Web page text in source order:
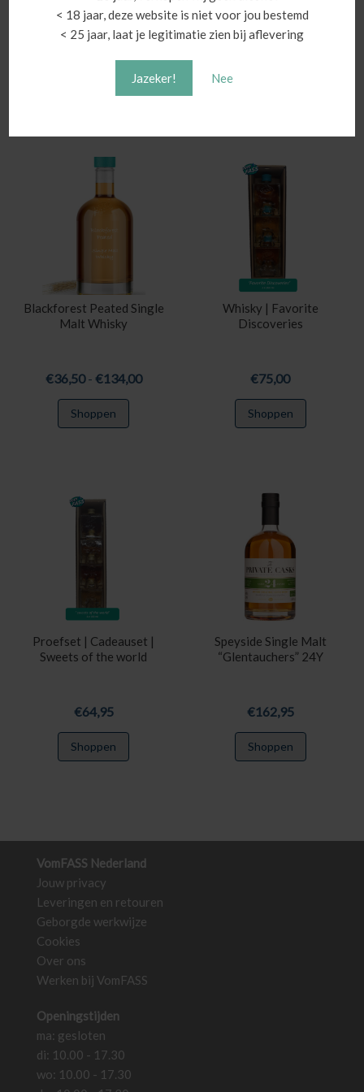
< 18 jaar, deze website is niet voor jou bestemd
< 25 jaar, laat je legitimatie zien bij aflevering
Jazeker! Nee
En de naam? “Pen y Fan” is de Welse naam van het hoogste
punt in Zuid-Wales en bevindt zich in hetzelfde nationale park
als de Penderyn-distilleerderij.
Blackforest Peated Single
Malt Whisky
€36,50 - €134,00Prijsklasse:
Shoppen
Dit
product
productpagina
Whisky | Favorite
Discoveries
€75,00
Shoppen
Proefset | Cadeauset |
Sweets of the world
€64,95
Shoppen
Speyside Single Malt
“Glentauchers” 24Y
€162,95
Shoppen
VomFASS Nederland
Jouw privacy
Leveringen en retouren
Geborgde werkwijze
Cookies
Over ons
Werken bij VomFASS
Openingstijden
ma: gesloten
di: 10.00 - 17.30
wo: 10.00 - 17.30